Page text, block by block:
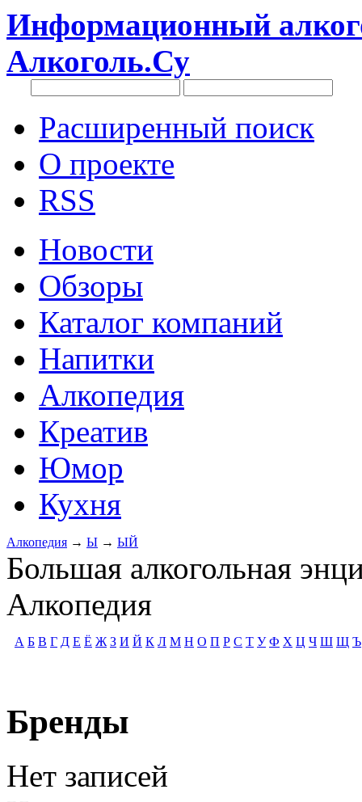
Информационный
Алкоголь.Су
Расширенный поиск
О проекте
RSS
Новости
Обзоры
Каталог компаний
Напитки
Алкопедия
Креатив
Юмор
Кухня
Алкопедия → Ы → ЫЙ
Большая алкогольная
Алкопедия
А Б В Г Д Е Ё Ж З И Й К Л М Н О П Р С Т У Ф Х Ц Ч Ш Щ Ъ
Бренды
Нет записей